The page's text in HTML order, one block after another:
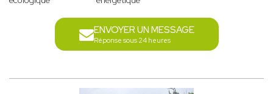
ENVOYER UN MESSAGE
Réponse sous 24 heures